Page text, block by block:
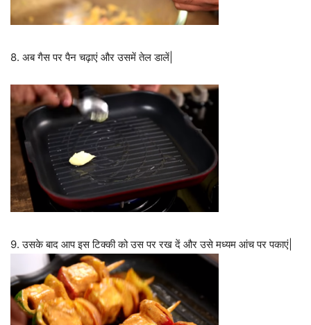
8. अब गैस पर पैन चढ़ाएं और उसमें तेल डालें|
9. उसके बाद आप इस टिक्की को उस पर रख दें और उसे मध्यम आंच पर पकाएं|